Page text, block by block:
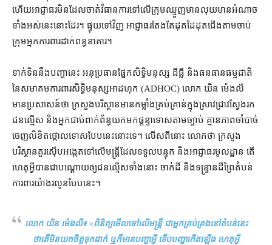
ហើយ​អាជ្ញាធរ​មិនដែល​ចាត់វិធានការ​ទៅលើ​ក្រុម​ឈ្មួញ​មាន​លុយ​មានអំណាច​
ទាំងអស់​នេះ​នោះ​ដែរ​។ ផ្ទុយទៅវិញ អាជ្ញាធរ​តែងតែ​ដុតដៃដុតជើង​តាម​ចាប់​
ក្រុម​អ្នកការពារ​ដាក់​ពន្ធនាគារ។
ទាក់ទិន​នឹង​បញ្ហា​នេះ អនុប្រធាន​ផ្នែក​សិទ្ធិមនុស្ស ដីធ្លី និង​ធនធានធម្មជាតិ
នៃ​សមាគម​ការពារ​សិទ្ធិមនុស្ស​អាដហុក (ADHOC) លោក យិន ម៉េងលី
មាន​ប្រសាសន៍​ថា ក្រសួង​បរិស្ថាន​មាន​កម្លាំង​គ្រប់គ្រាន់​ក្នុង​ស្រាវជ្រាវ​ស្វែងរក​
ជនល្មើស និង​អ្នក​ជាប់​ពាក់ព័ន្ធ​យក​មក​ផ្ដន្ទាទោស​តាមច្បាប់ គ្មាន​ភាព​ចាំបាច់​
ចេញ​លិខិត​ថ្កោលទោស​បែបនេះ​នោះ​ទេ។ លើស​ពី​នោះ លោក​ថា ក្រសួង​
បរិស្ថាន​គួរ​ស៊ើបអង្កេត​ទៅលើ​មន្ត្រី​ដែល​ទទួលបន្ទុក និង​អាជ្ញាធរ​មូលដ្ឋាន តើ​
ហេតុអ្វី​បានជា​បណ្ដោយ​ឲ្យ​ជនល្មើស​ទាំងនោះ ចាក់​ដី និង​ទន្ទ្រាន​ដី​ព្រៃ​តំបន់​
ការពារ​យ៉ាង​រលូន​បែប​នេះ។
លោក យិន ម៉េងលី៖ «ពិនិត្យមើល​ទៅលើ​មន្ត្រី ជា​អ្នកគ្រប់គ្រង​នៅ​តំបន់​នេះ
ថា​តើ​មិន​យកចិត្តទុកដាក់ ឬក៏​មាន​បញ្ហា​អ្វី ទើប​បញ្ហា​កើតឡើង ហេតុអ្វី​